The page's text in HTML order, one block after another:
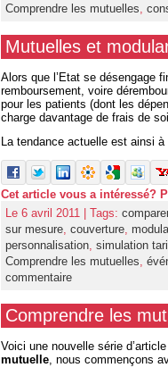
Comprendre les mutuelles
Mutuelles et
Alors que l’Etat se désengage
remboursement, voire
pour les patients (dont les
charge davantage de frais de
La tendance actuelle est ainsi à
Cet article vous a intéressé?
Le 6 avril 2011 | Tags:
sur mesure, couverture,
personnalisation, simulation
Comprendre les mutuelles,
commentaire
Comprendre les
Voici une nouvelle série
mutuelle , nous commençons